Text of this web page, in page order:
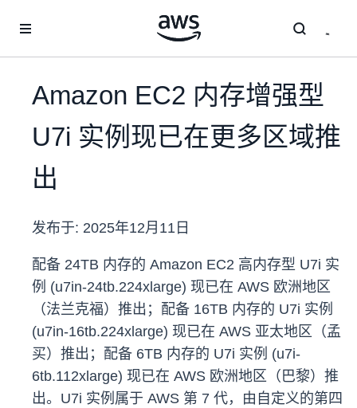
Amazon EC2 内存增强型
U7i 实例现已在更多区域推
出
发布于: 2025年12月11日
配备 24TB 内存的 Amazon EC2 高内存型 U7i 实
例 (u7in-24tb.224xlarge) 现已在 AWS 欧洲地区
（法兰克福）推出；配备 16TB 内存的 U7i 实例
(u7in-16tb.224xlarge) 现已在 AWS 亚太地区（孟
买）推出；配备 6TB 内存的 U7i 实例 (u7i-
6tb.112xlarge) 现已在 AWS 欧洲地区（巴黎）推
出。U7i 实例属于 AWS 第 7 代，由自定义的第四